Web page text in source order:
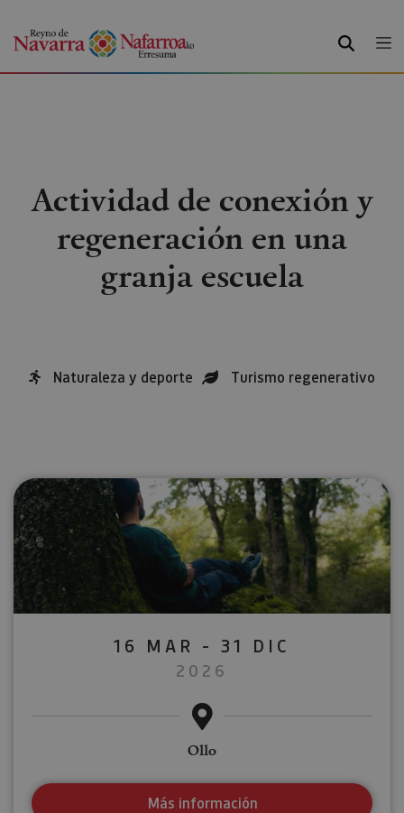
BUSCAR
Actividad de conexión y
regeneración en una
granja escuela
Naturaleza y deporte Turismo regenerativo
16 MAR - 31 DIC
2026
Ollo
Más información